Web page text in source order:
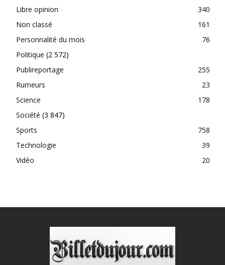
Libre opinion
340
Non classé
161
Personnalité du mois
76
Politique (2 572)
Publireportage
255
Rumeurs
23
Science
178
Société (3 847)
Sports
758
Technologie
39
Vidéo
20